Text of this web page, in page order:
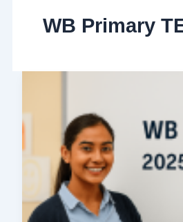
WB Primary
2025:
১৩,৪২১
নিয়োগ
বিজ্ঞপ্তি
ও